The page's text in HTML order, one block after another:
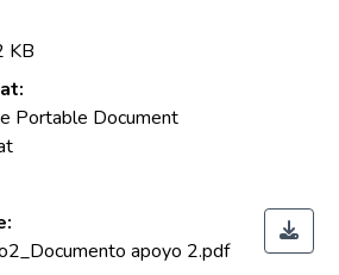
KB
Portable Document
apoyo 2.pdf